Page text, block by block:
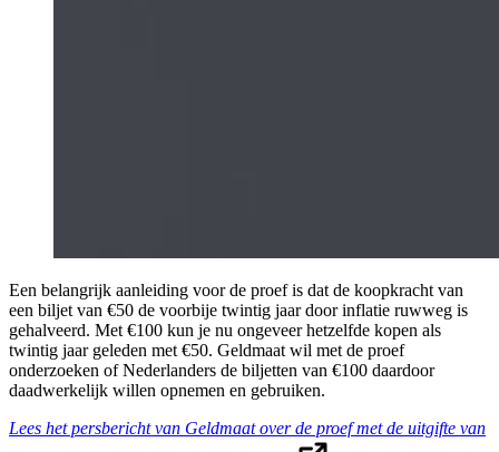
Een belangrijk aanleiding voor de proef is dat de koopkracht van
een biljet van €50 de voorbije twintig jaar door inflatie ruwweg is
gehalveerd. Met €100 kun je nu ongeveer hetzelfde kopen als
twintig jaar geleden met €50. Geldmaat wil met de proef
onderzoeken of Nederlanders de biljetten van €100 daardoor
daadwerkelijk willen opnemen en gebruiken.
Lees het persbericht van Geldmaat over de proef met de uitgifte van